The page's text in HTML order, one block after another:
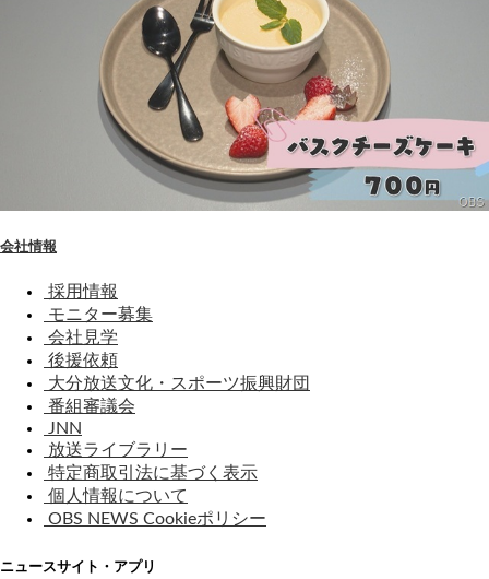
会社情報
採用情報
モニター募集
会社見学
後援依頼
大分放送文化・スポーツ振興財団
番組審議会
JNN
放送ライブラリー
特定商取引法に基づく表示
個人情報について
OBS NEWS Cookieポリシー
ニュースサイト・アプリ